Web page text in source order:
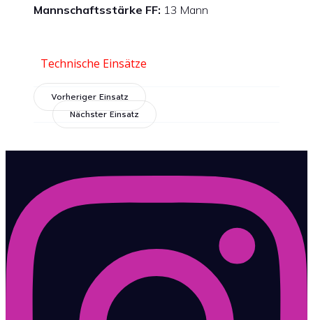
Mannschaftsstärke FF: 13 Mann
Technische Einsätze
Vorheriger Einsatz
Nächster Einsatz